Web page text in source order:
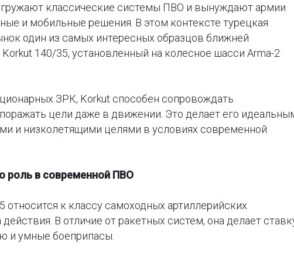
классические системы ПВО и вынуждают армии
и мобильные решения. В этом контексте турецкая
один из самых интересных образцов ближней
140/35, установленный на колесное шасси Arma-2
ЗРК, Korkut способен сопровождать
цели даже в движении. Это делает его
и низколетящими целями в условиях современной
роль в современной ПВО
относится к классу самоходных артиллерийских
В отличие от ракетных систем, она делает
и умные боеприпасы.